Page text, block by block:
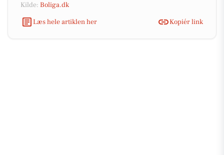
Kilde: Boliga.dk
Læs hele artiklen her
Kopiér link